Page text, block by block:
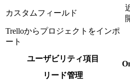
カスタムフィールド
Trelloからプロジェクトをインポ
ート
ユーザビリティ項目
リード管理